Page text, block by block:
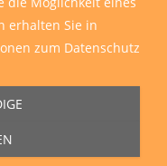
erhalten Sie in
zum Datenschutz